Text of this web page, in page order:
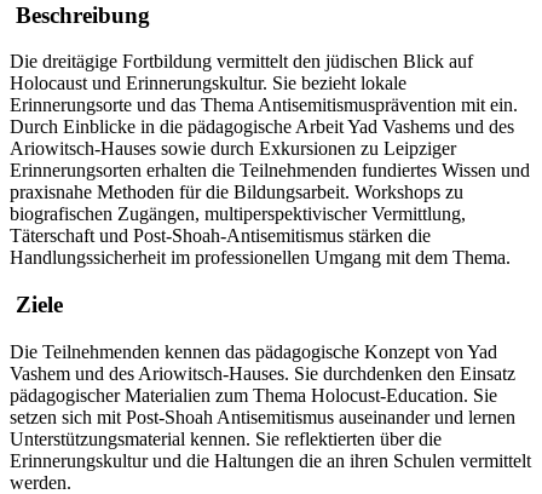
Beschreibung
Die dreitägige Fortbildung vermittelt den jüdischen Blick auf
Holocaust und Erinnerungskultur. Sie bezieht lokale
Erinnerungsorte und das Thema Antisemitismusprävention mit ein.
Durch Einblicke in die pädagogische Arbeit Yad Vashems und des
Ariowitsch-Hauses sowie durch Exkursionen zu Leipziger
Erinnerungsorten erhalten die Teilnehmenden fundiertes Wissen und
praxisnahe Methoden für die Bildungsarbeit. Workshops zu
biografischen Zugängen, multiperspektivischer Vermittlung,
Täterschaft und Post-Shoah-Antisemitismus stärken die
Handlungssicherheit im professionellen Umgang mit dem Thema.
Ziele
Die Teilnehmenden kennen das pädagogische Konzept von Yad
Vashem und des Ariowitsch-Hauses. Sie durchdenken den Einsatz
pädagogischer Materialien zum Thema Holocust-Education. Sie
setzen sich mit Post-Shoah Antisemitismus auseinander und lernen
Unterstützungsmaterial kennen. Sie reflektierten über die
Erinnerungskultur und die Haltungen die an ihren Schulen vermittelt
werden.